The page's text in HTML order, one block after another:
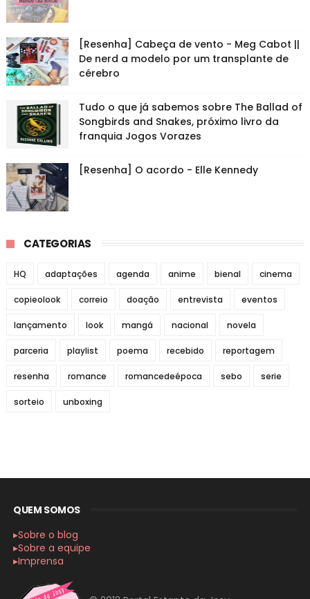
[Resenha] Cabeça de vento - Meg Cabot ||
De nerd a modelo por um transplante de
cérebro
Tudo o que já sabemos sobre The Ballad of
Songbirds and Snakes, próximo livro da
franquia Jogos Vorazes
[Resenha] O acordo - Elle Kennedy
CATEGORIAS
HQ adaptações agenda anime bienal cinema
copieolook correio doação entrevista eventos
lançamento look mangá nacional novela
parceria playlist poema recebido reportagem
resenha romance romancedeépoca sebo serie
sorteio unboxing
QUEM SOMOS
▸Sobre o blog
▸Sobre a equipe
▸Imprensa